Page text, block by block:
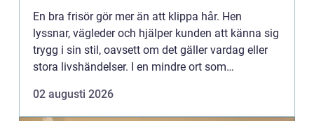
En bra frisör gör mer än att klippa hår. Hen
lyssnar, vägleder och hjälper kunden att känna sig
trygg i sin stil, oavsett om det gäller vardag eller
stora livshändelser. I en mindre ort som
av varda...
02 augusti 2026